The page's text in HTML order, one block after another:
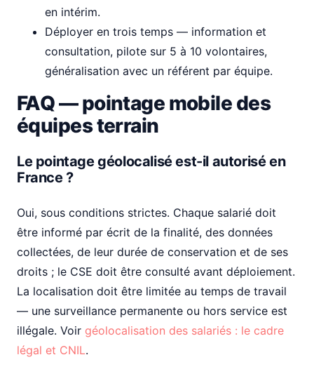
en intérim.
Déployer en trois temps — information et
consultation, pilote sur 5 à 10 volontaires,
généralisation avec un référent par équipe.
FAQ — pointage mobile des
équipes terrain
Le pointage géolocalisé est-il autorisé en
France ?
Oui, sous conditions strictes. Chaque salarié doit
être informé par écrit de la finalité, des données
collectées, de leur durée de conservation et de ses
droits ; le CSE doit être consulté avant déploiement.
La localisation doit être limitée au temps de travail
— une surveillance permanente ou hors service est
illégale. Voir géolocalisation des salariés : le cadre
légal et CNIL.